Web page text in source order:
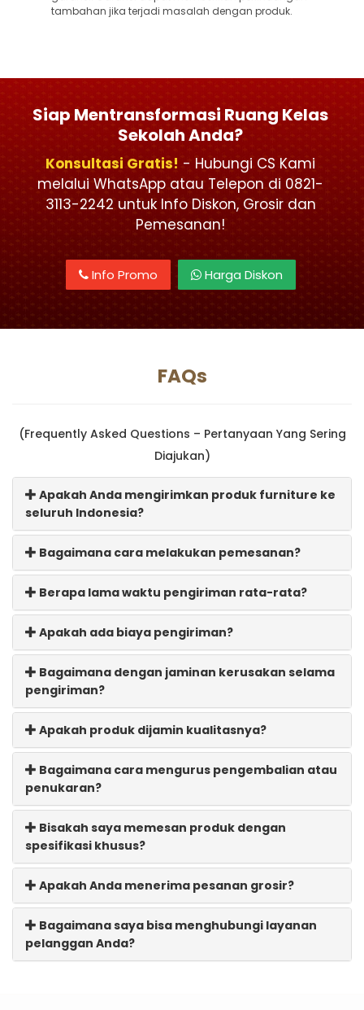
tambahan jika terjadi masalah dengan produk.
Siap Mentransformasi Ruang Kelas
Sekolah Anda?
Konsultasi Gratis! - Hubungi CS Kami
melalui WhatsApp atau Telepon di 0821-
3113-2242 untuk Info Diskon, Grosir dan
Pemesanan!
Info Promo Harga Diskon
FAQs
(Frequently Asked Questions – Pertanyaan Yang Sering
Diajukan)
Apakah Anda mengirimkan produk furniture ke
seluruh Indonesia?
Bagaimana cara melakukan pemesanan?
Berapa lama waktu pengiriman rata-rata?
Apakah ada biaya pengiriman?
Bagaimana dengan jaminan kerusakan selama
pengiriman?
Apakah produk dijamin kualitasnya?
Bagaimana cara mengurus pengembalian atau
penukaran?
Bisakah saya memesan produk dengan
spesifikasi khusus?
Apakah Anda menerima pesanan grosir?
Bagaimana saya bisa menghubungi layanan
pelanggan Anda?